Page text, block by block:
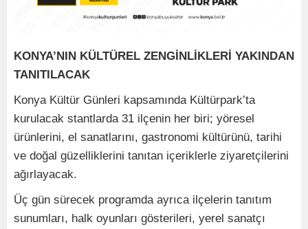
KONYA’NIN KÜLTÜREL ZENGİNLİKLERİ YAKINDAN
TANITILACAK
Konya Kültür Günleri kapsamında Kültürpark’ta
kurulacak stantlarda 31 ilçenin her biri; yöresel
ürünlerini, el sanatlarını, gastronomi kültürünü, tarihi
ve doğal güzelliklerini tanıtan içeriklerle ziyaretçilerini
ağırlayacak.
Üç gün sürecek programda ayrıca ilçelerin tanıtım
sunumları, halk oyunları gösterileri, yerel sanatçı